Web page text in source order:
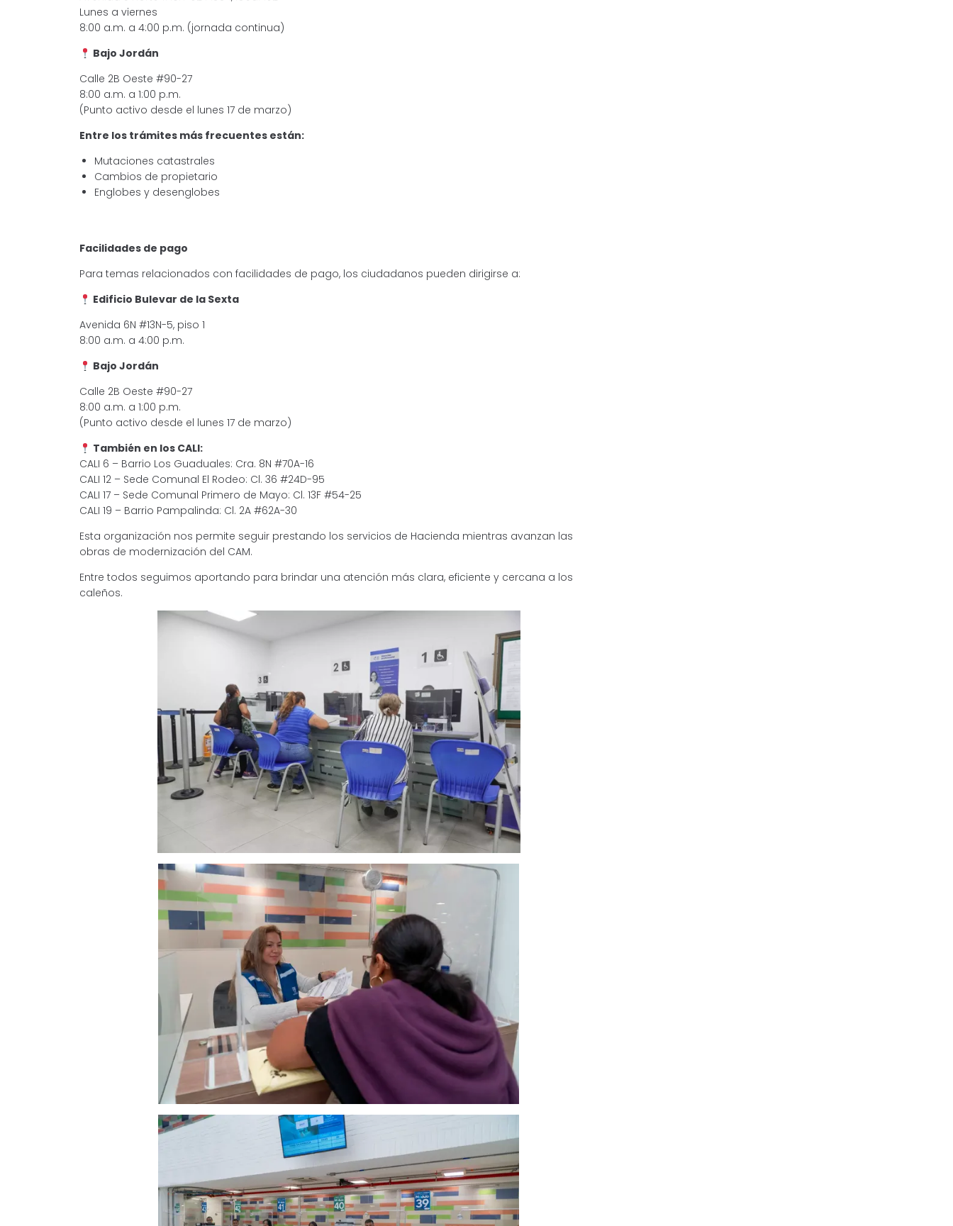
Lunes a viernes
8:00 a.m. a 4:00 p.m. (jornada continua)
Bajo Jordán
Calle 2B Oeste #90-27
8:00 a.m. a 1:00 p.m.
(Punto activo desde el lunes 17 de marzo)
Entre los trámites más frecuentes están:
Mutaciones catastrales
Cambios de propietario
Englobes y desenglobes
Facilidades de pago
Para temas relacionados con facilidades de pago, los ciudadanos pueden dirigirse a:
Edificio Bulevar de la Sexta
Avenida 6N #13N-5, piso 1
8:00 a.m. a 4:00 p.m.
Bajo Jordán
Calle 2B Oeste #90-27
8:00 a.m. a 1:00 p.m.
(Punto activo desde el lunes 17 de marzo)
También en los CALI:
CALI 6 – Barrio Los Guaduales: Cra. 8N #70A-16
CALI 12 – Sede Comunal El Rodeo: Cl. 36 #24D-95
CALI 17 – Sede Comunal Primero de Mayo: Cl. 13F #54-25
CALI 19 – Barrio Pampalinda: Cl. 2A #62A-30
Esta organización nos permite seguir prestando los servicios de Hacienda mientras avanzan las
obras de modernización del CAM.
Entre todos seguimos aportando para brindar una atención más clara, eficiente y cercana a los
caleños.